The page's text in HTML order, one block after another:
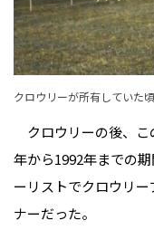
クロウリーが所有していた
クロウリーの後、こ
年から1992年までの
ーリストでクロウリ
ナーだった。